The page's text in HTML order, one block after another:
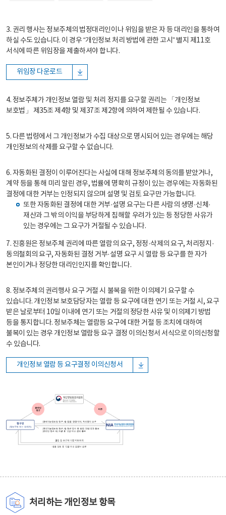
3. 권리 행사는 정보주체의 법정대리인이나 위임을 받은 자 등 대리인을 통하여
하실 수도 있습니다. 이 경우 “개인정보 처리 방법에 관한 고시” 별지 제11호
서식에 따른 위임장을 제출하셔야 합니다.
위임장 다운로드
4. 정보주체가 개인정보 열람 및 처리 정지를 요구할 권리는 「개인정보
보호법」 제35조 제4항 및 제37조 제2항에 의하여 제한될 수 있습니다.
5. 다른 법령에서 그 개인정보가 수집 대상으로 명시되어 있는 경우에는 해당
개인정보의 삭제를 요구할 수 없습니다.
6. 자동화된 결정이 이루어진다는 사실에 대해 정보주체의 동의를 받았거나,
계약 등을 통해 미리 알린 경우, 법률에 명확히 규정이 있는 경우에는 자동화된
결정에 대한 거부는 인정되지 않으며 설명 및 검토 요구만 가능합니다.
또한 자동화된 결정에 대한 거부·설명 요구는 다른 사람의 생명·신체·
재산과 그 밖의 이익을 부당하게 침해할 우려가 있는 등 정당한 사유가
있는 경우에는 그 요구가 거절될 수 있습니다.
7. 진흥원은 정보주체 권리에 따른 열람의 요구, 정정·삭제의 요구, 처리정지·
동의철회의 요구, 자동화된 결정 거부·설명 요구 시 열람 등 요구를 한 자가
본인이거나 정당한 대리인인지를 확인합니다.
8. 정보주체의 권리행사 요구 거절 시 불복을 위한 이의제기 요구할 수
있습니다. 개인정보 보호담당자는 열람 등 요구에 대한 연기 또는 거절 시, 요구
받은 날로부터 10일 이내에 연기 또는 거절의 정당한 사유 및 이의제기 방법
등을 통지합니다. 정보주체는 열람등 요구에 대한 거절 등 조치에 대하여
불복이 있는 경우 개인정보 열람등 요구 결정 이의신청서 서식으로 이의신청할
수 있습니다.
개인정보 열람 등 요구결정 이의신청서
처리하는 개인정보 항목